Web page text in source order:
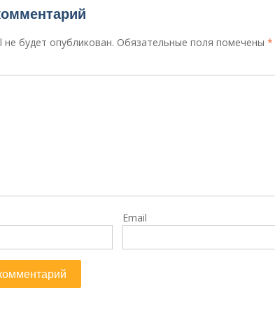
будет опубликован. Обязательные поля помечены *
Email